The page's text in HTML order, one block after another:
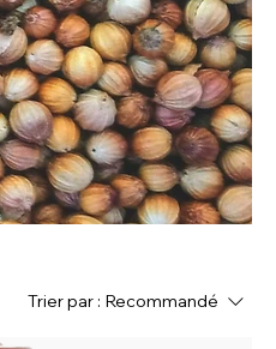
Trier par : Recommandé